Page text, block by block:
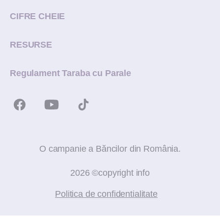
CIFRE CHEIE
RESURSE
Regulament Taraba cu Parale
O campanie a Băncilor din România.
2026 ©copyright info
Politica de confidentialitate